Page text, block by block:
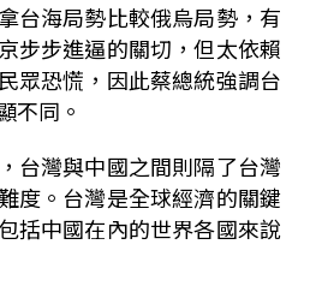
台海局勢比較俄烏局勢，有
步步進逼的關切，但太依賴
眾恐慌，因此蔡總統強調台
不同。
台灣與中國之間則隔了台灣
度。台灣是全球經濟的關鍵
括中國在內的世界各國來說